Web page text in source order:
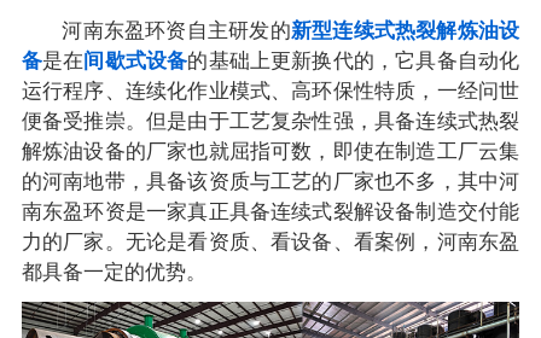
河南东盈环资自主研发的新型连续式热裂解炼油设
备是在间歇式设备的基础上更新换代的，它具备自动化
运行程序、连续化作业模式、高环保性特质，一经问世
便备受推崇。但是由于工艺复杂性强，具备连续式热裂
解炼油设备的厂家也就屈指可数，即使在制造工厂云集
的河南地带，具备该资质与工艺的厂家也不多，其中河
南东盈环资是一家真正具备连续式裂解设备制造交付能
力的厂家。无论是看资质、看设备、看案例，河南东盈
都具备一定的优势。